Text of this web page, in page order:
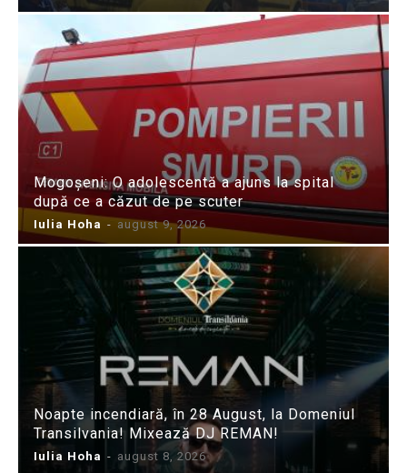
Mogoșeni: O adolescentă a ajuns la spital
după ce a căzut de pe scuter
Iulia Hoha - august 9, 2026
Noapte incendiară, în 28 August, la Domeniul
Transilvania! Mixează DJ REMAN!
Iulia Hoha - august 8, 2026